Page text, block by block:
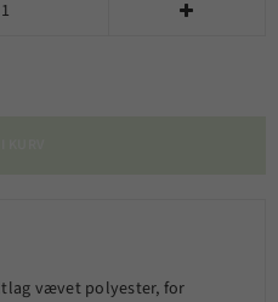

vævet polyester, for